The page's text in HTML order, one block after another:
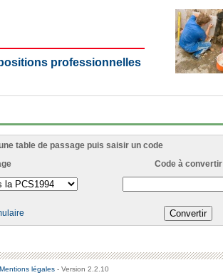
professionnelles
table de passage puis saisir un code
Code à convertir
Mentions légales - Version 2.2.10